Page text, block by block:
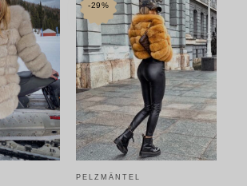
-29%
PELZMÄNTEL